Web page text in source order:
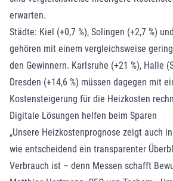
erwarten.
Städte: Kiel (+0,7 %), Solingen (+2,7 %)
gehören mit einem vergleichsweise
den Gewinnern. Karlsruhe (+21 %), Halle
Dresden (+14,6 %) müssen dagegen mit
Kostensteigerung für die Heizkosten
Digitale Lösungen helfen beim Sparen
„Unsere Heizkostenprognose zeigt auch
wie entscheidend ein transparenter
Verbrauch ist – denn Messen schafft